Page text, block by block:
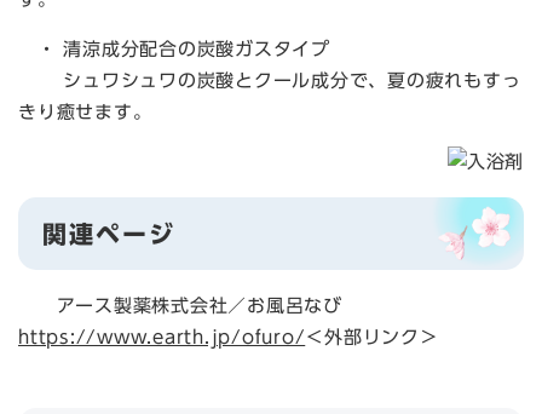
・ 清涼成分配合の炭酸ガスタイプ
シュワシュワの炭酸とクール成分で、夏の疲れもすっ
きり癒せます。
関連ページ
アース製薬株式会社／お風呂なび
https://www.earth.jp/ofuro/ ＜外部リンク＞